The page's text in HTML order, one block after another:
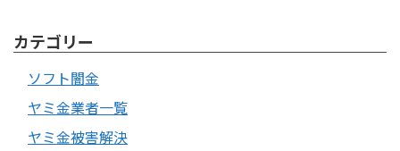
カテゴリー
ソフト闇金
ヤミ金業者一覧
ヤミ金被害解決